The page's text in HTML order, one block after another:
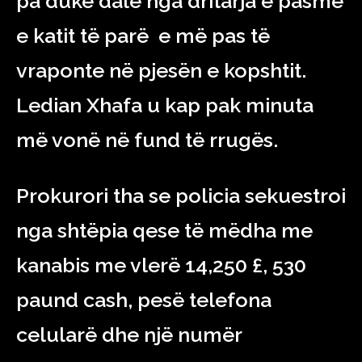
e katit të parë e më pas të
vraponte në pjesën e kopshtit.
Ledian Xhafa u kap pak minuta
më vonë në fund të rrugës.
Prokurori tha se policia sekuestroi
nga shtëpia qese të mëdha me
kanabis me vlerë 14,250 £, 530
paund cash, pesë telefona
celularë dhe një numër